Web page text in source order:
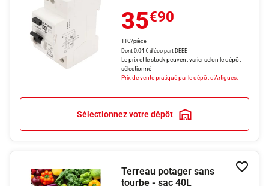
35€90
TTC/pièce
Dont 0,04 € d'éco-part DEEE
Le prix et le stock peuvent varier selon le dépôt
sélectionné
Prix de vente pratiqué par le dépôt d'Artigues.
Sélectionnez votre dépôt
Terreau potager sans
tourbe - sac 40L